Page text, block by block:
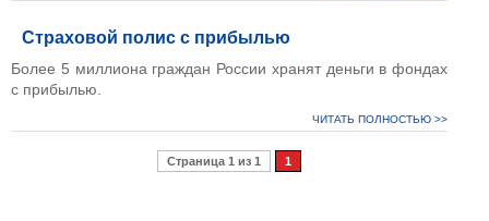
Страховой полис с прибылью
Более 5 миллиона граждан России хранят деньги в фондах
с прибылью.
ЧИТАТЬ ПОЛНОСТЬЮ >>
Страница 1 из 1 1